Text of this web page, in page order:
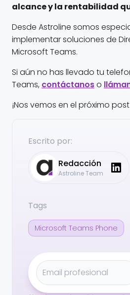
alcance y la rentabilidad
Desde Astroline somos
implementar soluciones de
Microsoft Teams.
Si aún no has llevado tu
Teams, contáctanoso
¡Nos vemos en el próximo
Escrito por:
Redacción
Astroline Team
Tags
Microsoft Teams Phone